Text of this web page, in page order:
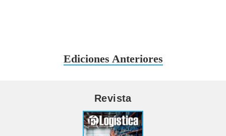
Ediciones Anteriores
Revista